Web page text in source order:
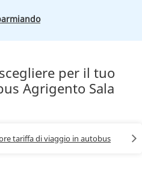
per il tuo
Agrigento Sala
tariffa di viaggio in autobus